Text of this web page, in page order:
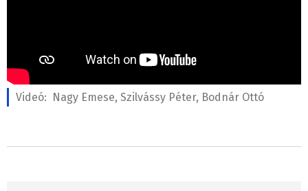
Videó: Nagy Emese, Szilvássy Péter, Bodnár Ottó